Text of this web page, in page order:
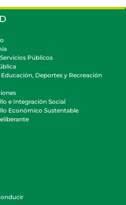
Públicos
Deportes y Recreación
e Integración Social
Económico Sustentable